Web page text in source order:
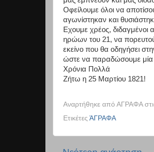
Οφείλουμε όλοι να
αγωνίστηκαν και
Εχουμε χρέος, διδαγμένοι
ηρώων του 21, να
εκείνο που θα οδηγήσει
ώστε να παραδώσουμε μία
Χρόνια Πολλά
Ζήτω η 25 Μαρτίου 1821!
Αναρτήθηκε από ΑΓΡΑΦΑ
Ετικέτες ΆΓΡΑΦΑ